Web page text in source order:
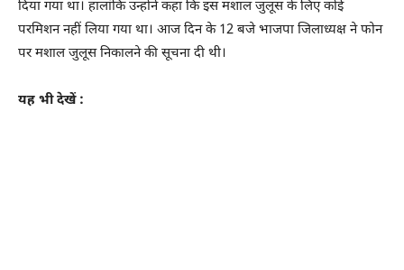
दिया गया था। हालांकि उन्होंने कहा कि इस मशाल जुलूस के लिए कोई
परमिशन नहीं लिया गया था। आज दिन के 12 बजे भाजपा जिलाध्यक्ष ने फोन
पर मशाल जुलूस निकालने की सूचना दी थी।
यह भी देखें :